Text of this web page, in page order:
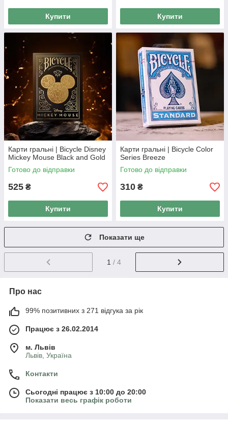
Купити Купити
Карти гральні | Bicycle Disney
Mickey Mouse Black and Gold
Готово до відправки
525 ₴
Купити
Карти гральні | Bicycle Color
Series Breeze
Готово до відправки
310 ₴
Купити
Показати ще
1 / 4
Про нас
99% позитивних з 271 відгука за рік
Працює з 26.02.2014
м. Львів
Львів, Україна
Контакти
Сьогодні працює з 10:00 до 20:00
Показати весь графік роботи